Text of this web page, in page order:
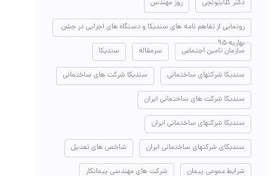
دکتر گلابتونچی روز مهندس
رونمایی از تفاهم نامه های سندیکا و دستگاه های اجرایی در جشن
بهاریه ۹۵
سازمان تامین اجتماعی سرمقاله سندیکا
سندیکا شرکتهای ساختمانی سندیکا شرکت های ساختمانی
سندیکا شرکت های ساختمانی ایران
سندیکا شرکتهای ساختمانی ایران
سندیکای شرکتهای ساختمانی ایران شاخص های تعدیل
شرایط عمومی پیمان شرکت های مهندسی پیمانکار